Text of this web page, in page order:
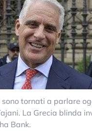
sono tornati a parlare
La Grecia blinda
Bank.